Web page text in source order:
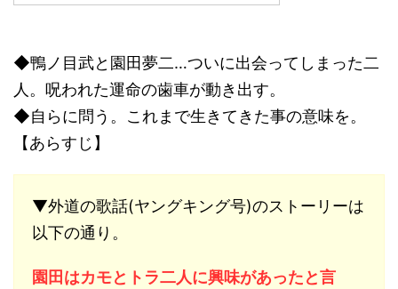
◆鴨ノ目武と園田夢二…ついに出会ってしまった二
人。呪われた運命の歯車が動き出す。
◆自らに問う。これまで生きてきた事の意味を。
【あらすじ】
▼外道の歌話(ヤングキング号)のストーリーは
以下の通り。
園田はカモとトラ二人に興味があったと言